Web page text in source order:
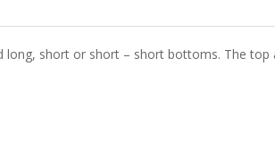
short or short – short bottoms. The top